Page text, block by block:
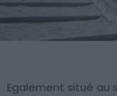
Egalement situé au